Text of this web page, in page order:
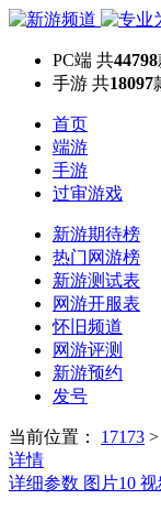
PC端 共44798
手游 共18097
首页
端游
手游
过审游戏
新游期待榜
热门网游榜
新游测试表
网游开服表
怀旧频道
网游评测
新游预约
发号
当前位置： 17173 >
详情
详细参数 图片10 视